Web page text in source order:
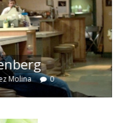
Molina 0